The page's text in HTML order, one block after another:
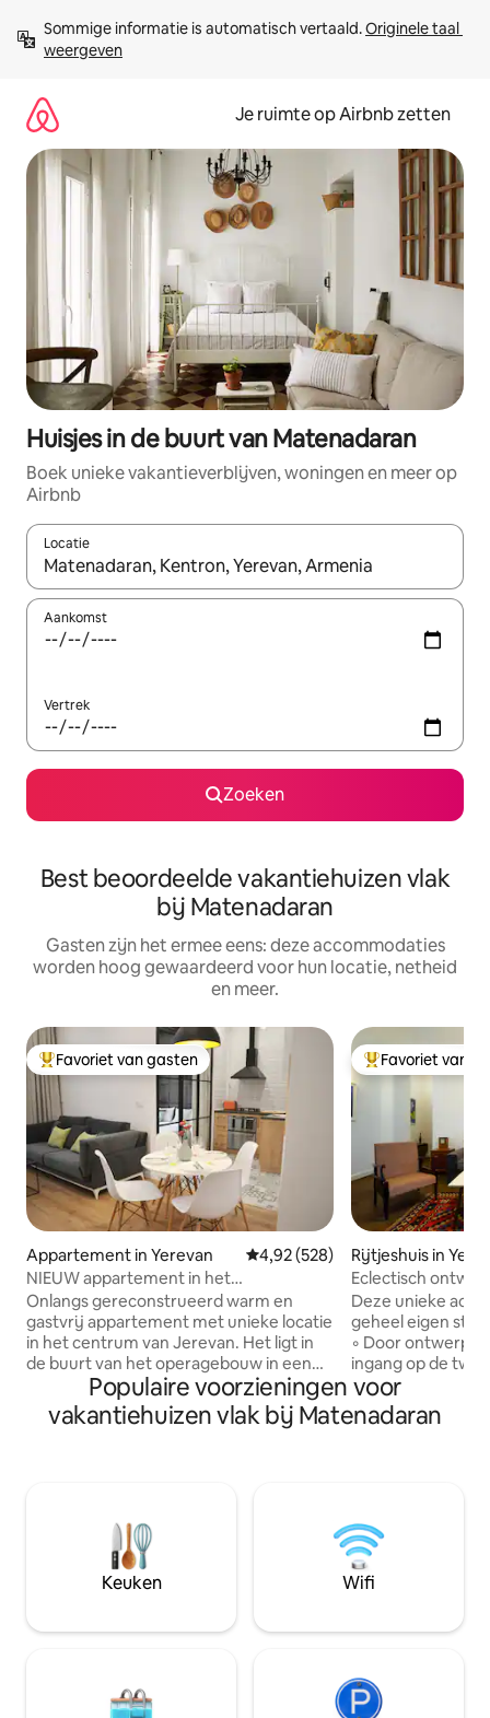
direct
naar
Sommige informatie is automatisch vertaald. Originele taal
weergeven
Je ruimte op Airbnb zetten
Huisjes in de buurt van Matenadaran
Boek unieke vakantieverblijven, woningen en meer op
Airbnb
Locatie
Wanneer er suggesties beschikbaar zijn, maak je een keuze
Aankomst
Vertrek
Zoeken
Best beoordeelde vakantiehuizen vlak
bij Matenadaran
Gasten zijn het ermee eens: deze accommodaties
worden hoog gewaardeerd voor hun locatie, netheid
en meer.
Topfavoriet van gasten
Favoriet van gasten
Appartement in Yerevan Gemiddelde beoordeling van
4,92 (528)
NIEUW appartement in het
stadscentrum (KTUR-appartementen)
Onlangs gereconstrueerd warm en
gastvrij appartement met unieke locatie
in het centrum van Jerevan. Het ligt in
de buurt van het operagebouw in een
nieuw gebouwd gebouw en ligt op
loopafstand van alle
bezienswaardigheden. Dit volledig
kwaliteit bent. Het heeft wifi, een
flatscreen-tv, een koelkast, een
wasmachine en droger, een vaatwasser,
een oven, een magnetron, een
Topfavoriet van
Favoriet van
Rijtjeshuis in
Eclectisch
inchecken | Patio
Deze unieke
geheel eigen stijl. ◦ 24/7 zelf inchecken
◦ Door ontwerper
ingang op de
◦ Verwarmde
badkamers ◦
Uitgestrekt
droger ◦ Schoon
handdoeken ◦
Toiletartikelen Voeg mijn advertentie
toe aan je
Populaire voorzieningen voor
vakantiehuizen vlak bij Matenadaran
Keuken Wifi